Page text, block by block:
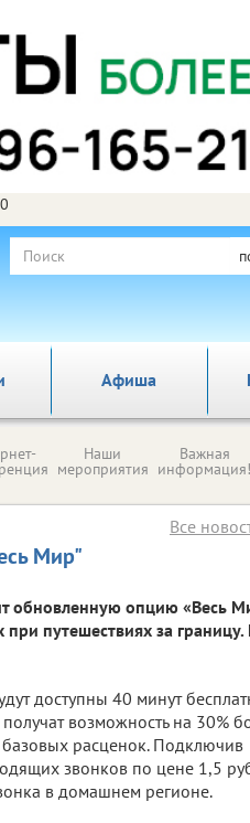
Афиша
Наши
мероприятия
Важная
информация!
Мир"
Все
обновленную опцию «Весь
путешествиях за
доступны 40 минут
возможность на 30%
расценок. Подключив
звонков по цене 1,5
в домашнем регионе.